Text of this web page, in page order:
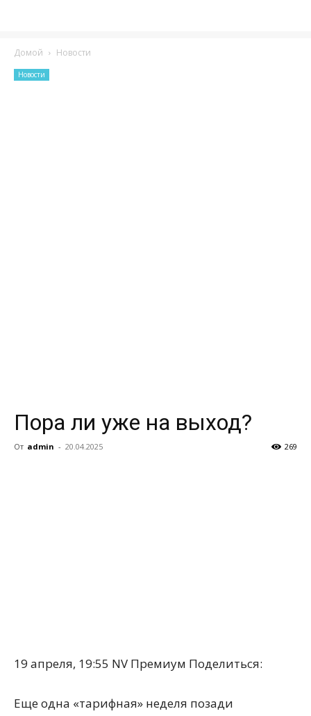
Домой Новости
Новости
Пора ли уже на выход?
От admin - 20.04.2025 269
19 апреля, 19:55 NV Премиум Поделиться:
Еще одна «тарифная» неделя позади